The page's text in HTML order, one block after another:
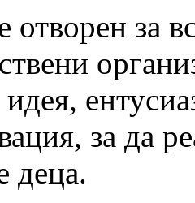
отворен за
за да
деца.